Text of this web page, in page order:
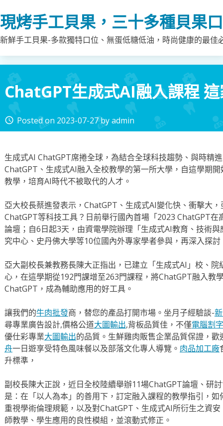
to
content
現烤手工貝果，三十多種貝果
新鮮手工貝果-多款獨特口位、無蛋低糖低油，時尚健康的最
ChatGPT生成式AI融入課程
access_time Posted on 2023-07-27byadmin
生成式AI ChatGPT席捲全球，為結合全球科技趨勢、與時精
ChatGPT、生成式AI融入全校教學的第一所大學，自這學期
教學，培育AI時代不被取代的人才。
亞大校長蔡進發表示，ChatGPT、生成式AI變化快、衝擊大
ChatGPT等科技工具？日前舉行國內首場「2023 ChatGPT
論壇；自6日起3天，由資電學院辦理「生成式AI教育、技術
究中心、史丹佛大學等10位國內外專家學者參與，再深入探
亞大副校長兼教務長陳大正指出，已建立「生成式AI」校、
心，在這學期從192門課增至263門課程，將ChatGPT融入教
ChatGPT，成為輔助應用的好工具。
讓我們的牛肉批發商，替您的產品打開市場。坐月子經驗談-
尋專業廣告設計,價格公道大圖輸出,背板品質佳，不僅電腦割字
優仕彩專業大圖輸出的品質。生鮮雞肉販售企業品質保證，歡
舟一日遊享受特色風味餐以及部落文化專人導覽。 肉品加工廠
升標準，
副校長陳大正說，近日全校陸續舉辦11場ChatGPT論壇、研
是：在「以人為本」的善用下，訂定融入課程的教學指引，
重視學術倫理規範，以及對ChatGPT、生成式AI所衍生之資
師教學、學生應用的良性模組，並滾動式修正。